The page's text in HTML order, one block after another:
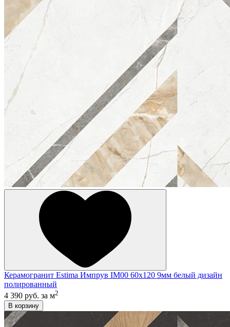
Керамогранит Estima Импрув IM00 60x120 9мм белый дизайн
полированный
4 390 руб. за м2
В корзину